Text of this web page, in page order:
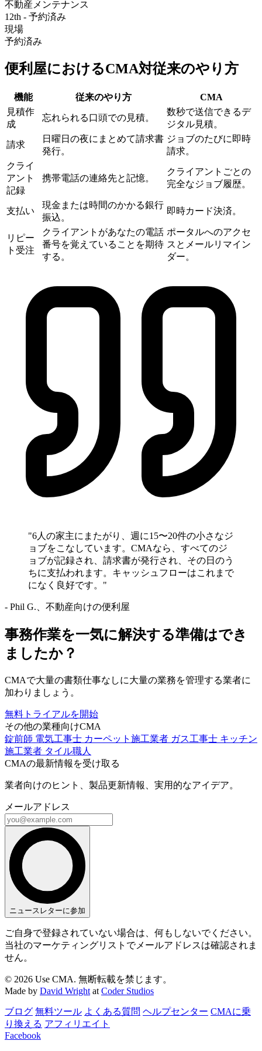
不動産メンテナンス
12th - 予約済み
現場
予約済み
便利屋におけるCMA対従来のやり方
機能 従来のやり方
CMA‎
見積作
成
忘れられる口頭での見積。
数秒で送信できるデ
ジタル見積。
請求
日曜日の夜にまとめて請求書
発行。
ジョブのたびに即時
請求。
クライ
アント
記録
携帯電話の連絡先と記憶。
クライアントごとの
完全なジョブ履歴。
支払い
現金または時間のかかる銀行
振込。
即時カード決済。
リピー
ト受注
クライアントがあなたの電話
番号を覚えていることを期待
する。
ポータルへのアクセ
スとメールリマイン
ダー。
"6人の家主にまたがり、週に15〜20件の小さなジ
ョブをこなしています。CMAなら、すべてのジ
ョブが記録され、請求書が発行され、その日のう
ちに支払われます。キャッシュフローはこれまで
になく良好です。"
- Phil G.、不動産向けの便利屋
事務作業を一気に解決する準備はでき
ましたか？
CMAで大量の書類仕事なしに大量の業務を管理する業者に
加わりましょう。
無料トライアルを開始
その他の業種向けCMA
錠前師 電気工事士 カーペット施工業者 ガス工事士 キッチン
施工業者 タイル職人
CMAの最新情報を受け取る
業者向けのヒント、製品更新情報、実用的なアイデア。
メールアドレス
ニュースレターに参加
ご自身で登録されていない場合は、何もしないでください。
当社のマーケティングリストでメールアドレスは確認されま
せん。
© 2026 Use CMA. 無断転載を禁じます。
Made by David Wright at Coder Studios
ブログ 無料ツール よくある質問 ヘルプセンター CMAに乗
り換える アフィリエイト
Facebook